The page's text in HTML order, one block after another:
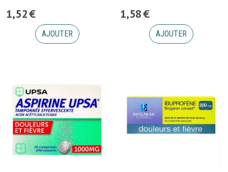
1,52€
AJOUTER
1,58€
AJOUTER